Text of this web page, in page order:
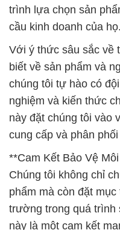
trình lựa chọn sản
cầu kinh doanh của họ.
Với ý thức sâu sắc về
biết về sản phẩm và
chúng tôi tự hào có
nghiệm và kiến thức
này đặt chúng tôi vào
cung cấp và phân
**Cam Kết Bảo Vệ
Chúng tôi không chỉ
phẩm mà còn đặt
trường trong quá trình
này là một cam kết